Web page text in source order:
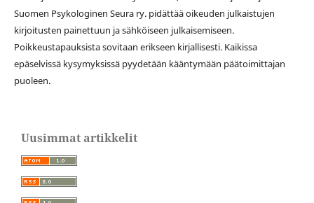
Suomen Psykologinen Seura ry. pidättää oikeuden julkaistujen
kirjoitusten painettuun ja sähköiseen julkaisemiseen.
Poikkeustapauksista sovitaan erikseen kirjallisesti. Kaikissa
epäselvissä kysymyksissä pyydetään kääntymään päätoimittajan
puoleen.
Uusimmat artikkelit